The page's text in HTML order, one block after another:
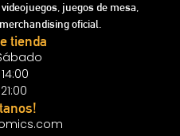
juegos de mesa,
oficial.
tienda